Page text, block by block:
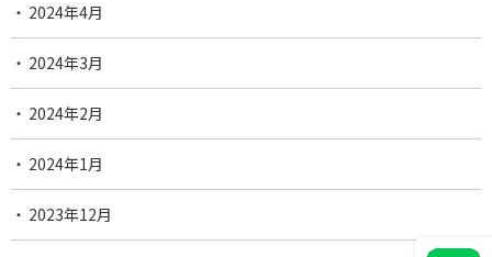
2024年4月
2024年3月
2024年2月
2024年1月
2023年12月